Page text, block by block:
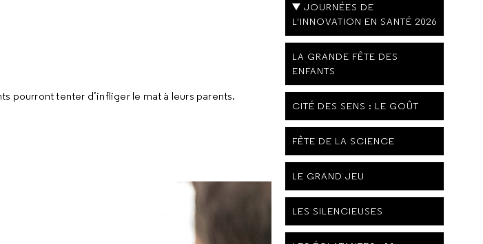
pourront tenter d’infliger le mat à leurs parents.
JOURNÉES DE
L'INNOVATION EN SANTÉ 2026
LA GRANDE FÊTE DES
ENFANTS
CITÉ DES SENS : LE GOÛT
FÊTE DE LA SCIENCE
LE GRAND JEU
LES SILENCIEUSES